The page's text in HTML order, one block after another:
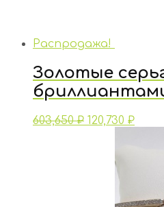
Распродажа!
Золотые
603,650₽ 120,730 ₽